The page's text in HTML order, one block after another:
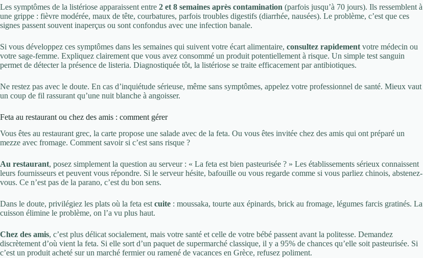
Les symptômes de la listériose apparaissent entre 2 et 8 semaines après contamination (parfois jusqu’à 70 jours). Ils ressemblent à
une grippe : fièvre modérée, maux de tête, courbatures, parfois troubles digestifs (diarrhée, nausées). Le problème, c’est que ces
signes passent souvent inaperçus ou sont confondus avec une infection banale.
Si vous développez ces symptômes dans les semaines qui suivent votre écart alimentaire, consultez rapidement votre médecin ou
votre sage-femme. Expliquez clairement que vous avez consommé un produit potentiellement à risque. Un simple test sanguin
permet de détecter la présence de listeria. Diagnostiquée tôt, la listériose se traite efficacement par antibiotiques.
Ne restez pas avec le doute. En cas d’inquiétude sérieuse, même sans symptômes, appelez votre professionnel de santé. Mieux vaut
un coup de fil rassurant qu’une nuit blanche à angoisser.
Feta au restaurant ou chez des amis : comment gérer
Vous êtes au restaurant grec, la carte propose une salade avec de la feta. Ou vous êtes invitée chez des amis qui ont préparé un
mezze avec fromage. Comment savoir si c’est sans risque ?
Au restaurant, posez simplement la question au serveur : « La feta est bien pasteurisée ? » Les établissements sérieux connaissent
leurs fournisseurs et peuvent vous répondre. Si le serveur hésite, bafouille ou vous regarde comme si vous parliez chinois, abstenez-
vous. Ce n’est pas de la parano, c’est du bon sens.
Dans le doute, privilégiez les plats où la feta estcuite : moussaka, tourte aux épinards, brick au fromage, légumes farcis gratinés. La
cuisson élimine le problème, on l’a vu plus haut.
Chez des amis, c’est plus délicat socialement, mais votre santé et celle de votre bébé passent avant la politesse. Demandez
discrètement d’où vient la feta. Si elle sort d’un paquet de supermarché classique, il y a 95% de chances qu’elle soit pasteurisée. Si
c’est un produit acheté sur un marché fermier ou ramené de vacances en Grèce, refusez poliment.